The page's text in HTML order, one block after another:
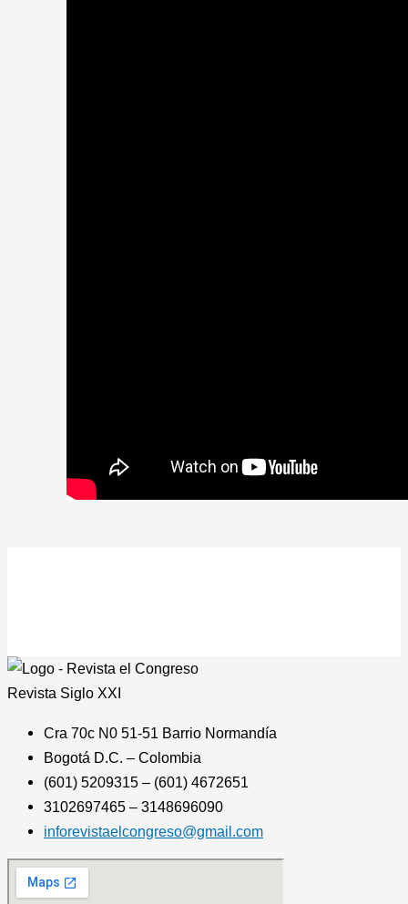
Revista Siglo XXI
Cra 70c N0 51-51 Barrio Normandía
Bogotá D.C. – Colombia
(601) 5209315 – (601) 4672651
3102697465 – 3148696090
inforevistaelcongreso@gmail.com